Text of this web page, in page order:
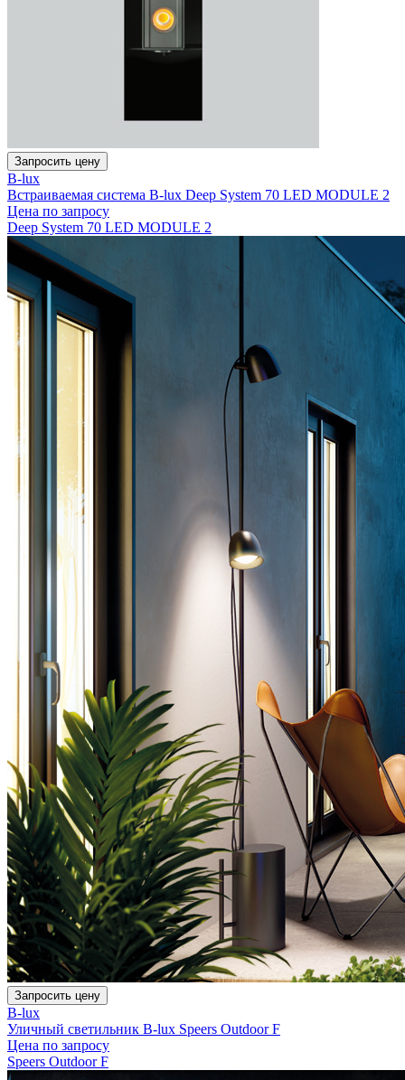
Запросить цену
B-lux
Встраиваемая система B-lux Deep System 70 LED MODULE 2
Цена по запросу
Deep System 70 LED MODULE 2
Запросить цену
B-lux
Уличный светильник B-lux Speers Outdoor F
Цена по запросу
Speers Outdoor F